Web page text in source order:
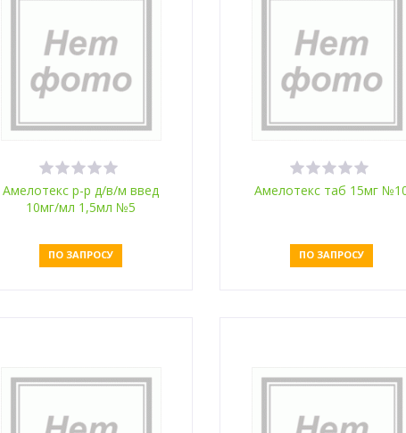
Амелотекс р-р д/в/м введ
10мг/мл 1,5мл №5
ПО ЗАПРОСУ
Амелотекс таб 15мг
ПО ЗАПРОСУ